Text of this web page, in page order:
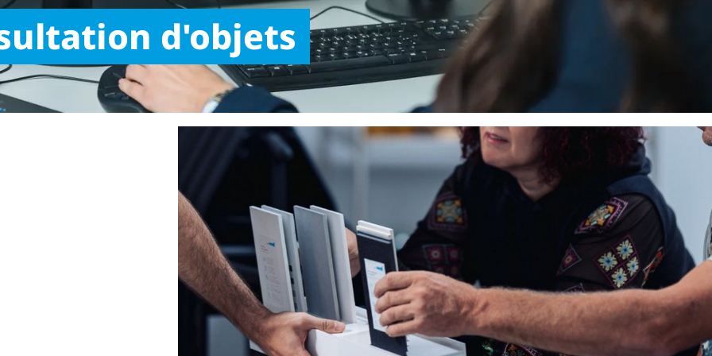
d'objets